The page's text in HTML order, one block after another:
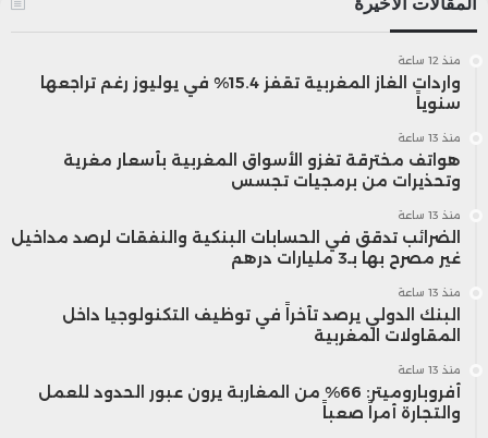
المالية والخدمات الاستثمارية.
ويرى محللون أن هذه المؤشرات تعكس دينامية
اقتصادية إيجابية في المغرب، لكنها في الوقت
نفسه تستدعي تبني سياسات مالية أكثر مرونة،
واستراتيجيات مبتكرة قادرة على دعم الاستقرار
المالي وجذب الاستثمارات طويلة الأمد. كما
يشددون على أهمية تعزيز الشمول المالي
وتشجيع الابتكار والاستثمار المستدام، إلى جانب
منذ 12 ساعة
واردات الغاز المغربية تقفز 15.4% في يوليوز رغم تراجعها
سنوياً
منذ 13 ساعة
هواتف مخترقة تغزو الأسواق المغربية بأسعار مغرية
وتحذيرات من برمجيات تجسس
منذ 13 ساعة
الضرائب تدقق في الحسابات البنكية والنفقات لرصد مداخيل
غير مصرح بها بـ3 مليارات درهم
منذ 13 ساعة
البنك الدولي يرصد تأخراً في توظيف التكنولوجيا داخل
المقاولات المغربية
منذ 13 ساعة
أفروباروميتر: 66% من المغاربة يرون عبور الحدود للعمل
والتجارة أمراً صعباً